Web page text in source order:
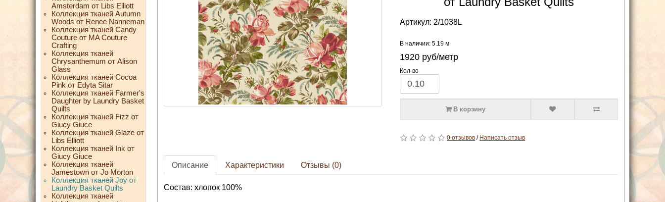
Amsterdam от Libs Elliott
Коллекция тканей Autumn
Woods от Renee Nanneman
Коллекция тканей Candy
Couture от MA Couture
Crafting
Коллекция тканей
Chrysanthemum от Alison
Glass
Коллекция тканей Cocoa
Pink от Edyta Sitar
Коллекция тканей Farmer's
Daughter by Laundry Basket
Quilts
Коллекция тканей Fizz от
Giucy Giuce
Коллекция тканей Glaze от
Libs Elliott
Коллекция тканей Ink от
Giucy Giuce
Коллекция тканей
Jamestown от Jo Morton
Коллекция тканей Joy от
Laundry Basket Quilts
Коллекция тканей
Артикул: 2/1038L
В наличии: 5.19 м
1920 руб/метр
Кол-во
В корзину
0 отзывов / Написать отзыв
Описание Характеристики Отзывы (0)
Состав: хлопок 100%